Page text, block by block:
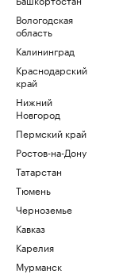
Вологодская
область
Калининград
Краснодарский
край
Нижний
Новгород
Пермский край
Ростов-на-Дону
Татарстан
Тюмень
Черноземье
Кавказ
Карелия
Мурманск